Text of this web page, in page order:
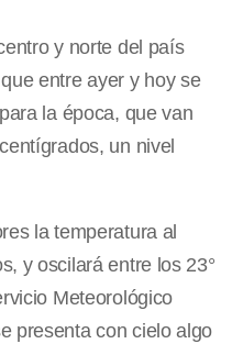
y norte del país
entre ayer y hoy se
la época, que van
un nivel
la temperatura al
y oscilará entre los 23°
Meteorológico
presenta con cielo algo